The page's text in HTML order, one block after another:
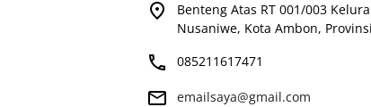
Benteng Atas RT 001/003
Nusaniwe, Kota Ambon,
085211617471
emailsaya@gmail.com